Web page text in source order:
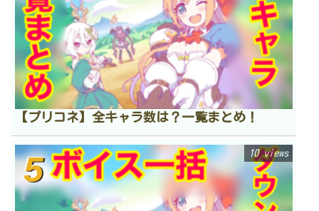
【プリコネ】全キャラ数は？一覧まとめ！
10 views